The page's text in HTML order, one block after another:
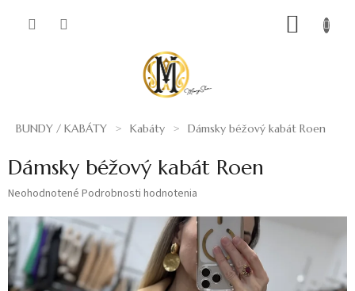
BUNDY / KABÁTY Kabáty Dámsky béžový kabát Roen
Dámsky béžový kabát Roen
Priemerné
produktu
je
0,0
z
5
Neohodnotené Podrobnosti hodnotenia